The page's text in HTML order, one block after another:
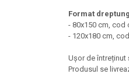
Format
- 80x150 cm, cod
- 120x180 cm,
Ușor de întreținut
Produsul se